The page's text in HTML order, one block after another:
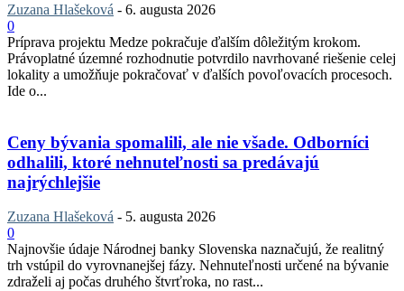
Zuzana Hlašeková - 6. augusta 2026
0
Príprava projektu Medze pokračuje ďalším dôležitým krokom.
Právoplatné územné rozhodnutie potvrdilo navrhované riešenie celej
lokality a umožňuje pokračovať v ďalších povoľovacích procesoch.
Ide o...
Ceny bývania spomalili, ale nie všade. Odborníci
odhalili, ktoré nehnuteľnosti sa predávajú
najrýchlejšie
Zuzana Hlašeková - 5. augusta 2026
0
Najnovšie údaje Národnej banky Slovenska naznačujú, že realitný
trh vstúpil do vyrovnanejšej fázy. Nehnuteľnosti určené na bývanie
zdraželi aj počas druhého štvrťroka, no rast...